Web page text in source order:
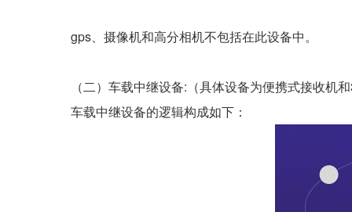
gps、摄像机和高分相机不包括在此设备中。
（二）车载中继设备:（具体设备为便携式接收机
车载中继设备的逻辑构成如下：